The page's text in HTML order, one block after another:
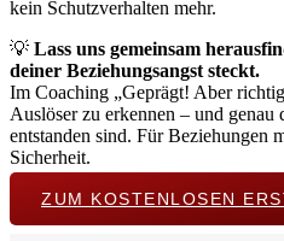
kein Schutzverhalten mehr.
💡 Lass uns gemeinsam
deiner Beziehungsangst steckt.
Im Coaching „Geprägt! Aber
Auslöser zu erkennen – und genau
entstanden sind. Für Beziehungen
Sicherheit.
ZUM KOSTENLOSEN